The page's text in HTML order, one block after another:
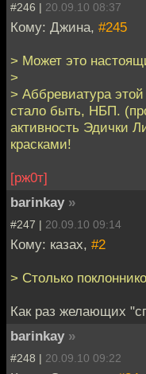
#246 | 20.09.10 08:37
Кому: Джина, #245
> Может это
>
> Аббревиатура
стало быть, НБП.
активность Эдички
красками!
[рж0т]
barinkay »
#247 | 20.09.10 09:14
Кому: казах, #2
> Столько
Как раз желающих
barinkay »
#248 | 20.09.10 09:22